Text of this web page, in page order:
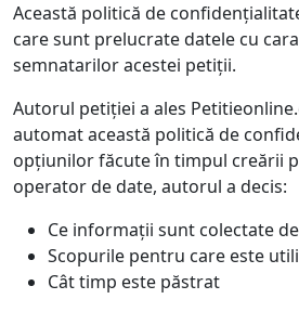
Această politică de
care sunt prelucrate datele cu
semnatarilor acestei petiții.
Autorul petiției a ales
automat această politică de
opțiunilor făcute în timpul creării
operator de date, autorul a decis:
Ce informații sunt colectate
Scopurile pentru care este
Cât timp este păstrat